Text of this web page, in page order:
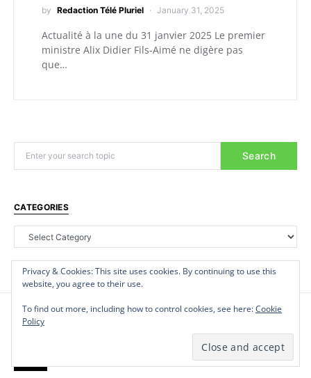
by Redaction Télé Pluriel January 31, 2025
Actualité à la une du 31 janvier 2025 Le premier
ministre Alix Didier Fils-Aimé ne digère pas
que…
Search
CATEGORIES
Privacy & Cookies: This site uses cookies. By continuing to use this
website, you agree to their use.
To find out more, including how to control cookies, see here:Cookie
Policy
Privacy & Cookies: This site uses cookies. By continuing to use this
website, you agree to their use.
To find out more, including how to control cookies, see here:Cookie
Policy
Privacy & Cookies: This site uses cookies. By continuing to use this
website, you agree to their use.
To find out more, including how to control cookies, see here:Cookie
Policy